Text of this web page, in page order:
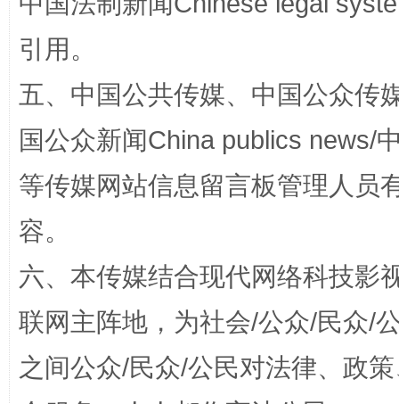
扯下公款旅游的“隐身衣” 如何以
引用。
五、中国公共传媒、中国公众传
国公众新闻China publics news/
等传媒网站信息留言板管理人员
容。
六、本传媒结合现代网络科技影
联网主阵地，为社会/公众/民众/
之间公众/民众/公民对法律、政